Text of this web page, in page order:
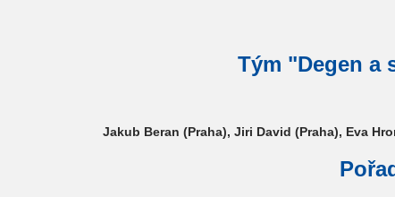
Tým "Degen a
Jakub Beran (Praha), Jiri David (Praha), Eva